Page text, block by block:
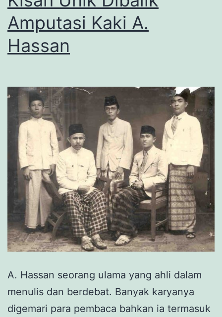
Amputasi Kaki A.
Hassan
A. Hassan seorang ulama yang ahli dalam
menulis dan berdebat. Banyak karyanya
digemari para pembaca bahkan ia termasuk